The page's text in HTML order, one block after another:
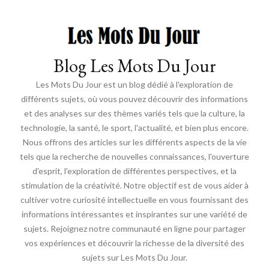
Blog Les Mots Du Jour
Les Mots Du Jour est un blog dédié à l'exploration de
différents sujets, où vous pouvez découvrir des informations
et des analyses sur des thèmes variés tels que la culture, la
technologie, la santé, le sport, l'actualité, et bien plus encore.
Nous offrons des articles sur les différents aspects de la vie
tels que la recherche de nouvelles connaissances, l'ouverture
d'esprit, l'exploration de différentes perspectives, et la
stimulation de la créativité. Notre objectif est de vous aider à
cultiver votre curiosité intellectuelle en vous fournissant des
informations intéressantes et inspirantes sur une variété de
sujets. Rejoignez notre communauté en ligne pour partager
vos expériences et découvrir la richesse de la diversité des
sujets sur Les Mots Du Jour.